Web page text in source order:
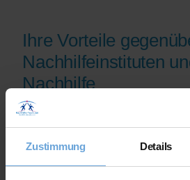
Zustimmung Details
Ihre Vorteile
Nachhilfeinstituten
Nachhilfe
Qualifikationsnachweise
Freischaltung geprüft